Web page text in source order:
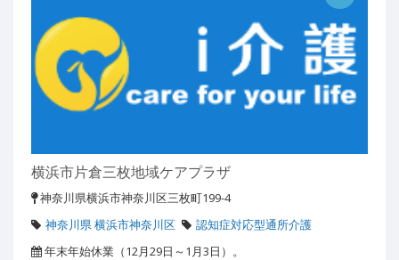
横浜市片倉三枚地域ケアプラザ
神奈川県横浜市神奈川区三枚町199-4
神奈川県 横浜市神奈川区
認知症対応型通所介護
年末年始休業（12月29日～1月3日）。